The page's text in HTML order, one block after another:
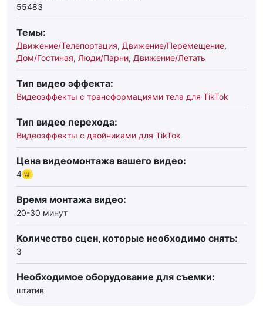
55483
Темы:
Движение/Телепортация, Движение/Перемещение,
Дом/Гостиная, Люди/Парни, Движение/Летать
Тип видео эффекта:
Видеоэффекты с трансформациями тела для TikTok
Тип видео перехода:
Видеоэффекты с двойниками для TikTok
Цена видеомонтажа вашего видео:
4
Время монтажа видео:
20-30 минут
Количество сцен, которые необходимо снять:
3
Необходимое оборудование для съемки:
штатив